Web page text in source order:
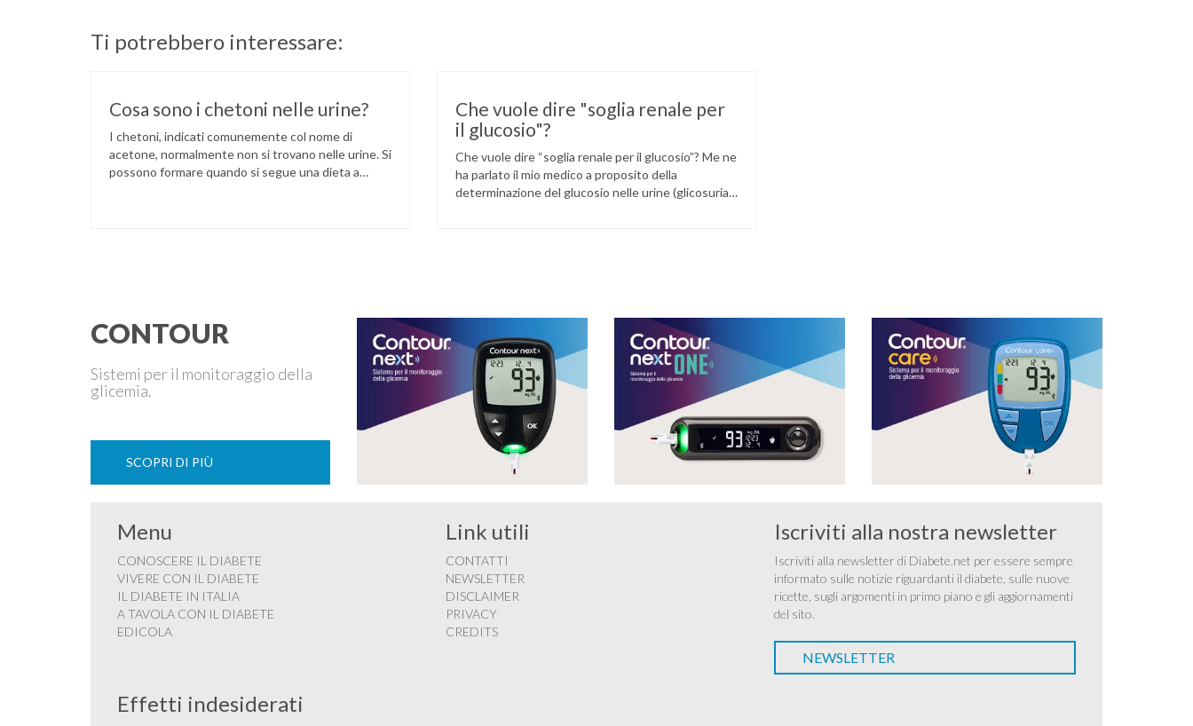
Ti potrebbero interessare:
Cosa sono i chetoni nelle urine?
I chetoni, indicati comunemente col nome di
acetone, normalmente non si trovano nelle urine. Si
possono formare quando si segue una dieta a
Che vuole dire "soglia renale per
il glucosio"?
Che vuole dire “soglia renale per il glucosio”? Me ne
ha parlato il mio medico a proposito della
determinazione del glucosio nelle urine (glicosuria).
CONTOUR
Sistemi per il monitoraggio della
glicemia.
SCOPRI DI PIÙ
Menu
CONOSCERE IL DIABETE
VIVERE CON IL DIABETE
IL DIABETE IN ITALIA
A TAVOLA CON IL DIABETE
EDICOLA
Link utili
CONTATTI
NEWSLETTER
DISCLAIMER
PRIVACY
CREDITS
Iscriviti alla nostra newsletter
Iscriviti alla newsletter di Diabete.net per essere sempre
informato sulle notizie riguardanti il diabete, sulle nuove
ricette, sugli argomenti in primo piano e gli aggiornamenti
del sito.
NEWSLETTER
Effetti indesiderati